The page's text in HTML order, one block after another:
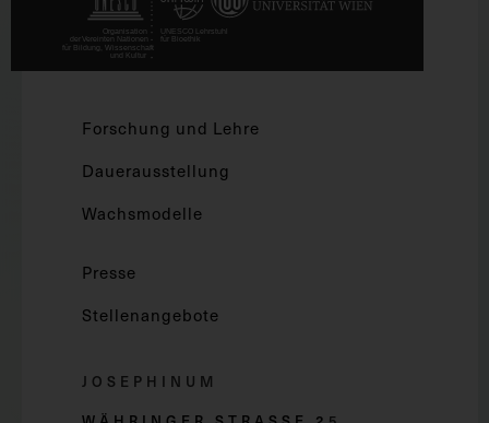
Forschung und Lehre
Dauerausstellung
Wachsmodelle
Presse
Stellenangebote
JOSEPHINUM